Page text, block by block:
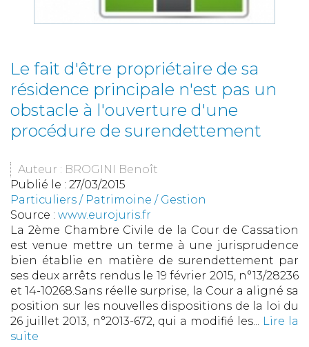
Le fait d'être propriétaire de sa
résidence principale n'est pas un
obstacle à l'ouverture d'une
procédure de surendettement
Auteur : BROGINI Benoît
Publié le : 27/03/2015
Particuliers / Patrimoine / Gestion
Source : www.eurojuris.fr
La 2ème Chambre Civile de la Cour de Cassation
est venue mettre un terme à une jurisprudence
bien établie en matière de surendettement par
ses deux arrêts rendus le 19 février 2015, n°13/28236
et 14-10268.Sans réelle surprise, la Cour a aligné sa
position sur les nouvelles dispositions de la loi du
26 juillet 2013, n°2013-672, qui a modifié les... Lire la
suite